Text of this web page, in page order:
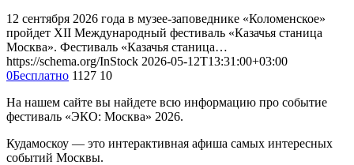
12 сентября 2026 года в музее-заповеднике «Коломенское»
пройдет XII Международный фестиваль «Казачья станица
Москва». Фестиваль «Казачья станица…
https://schema.org/InStock 2026-05-12T13:31:00+03:00
0Бесплатно 1127 10
На нашем сайте вы найдете всю информацию про событие
фестиваль «ЭКО: Москва» 2026.
Кудамоскоу — это интерактивная афиша самых интересных
событий Москвы.